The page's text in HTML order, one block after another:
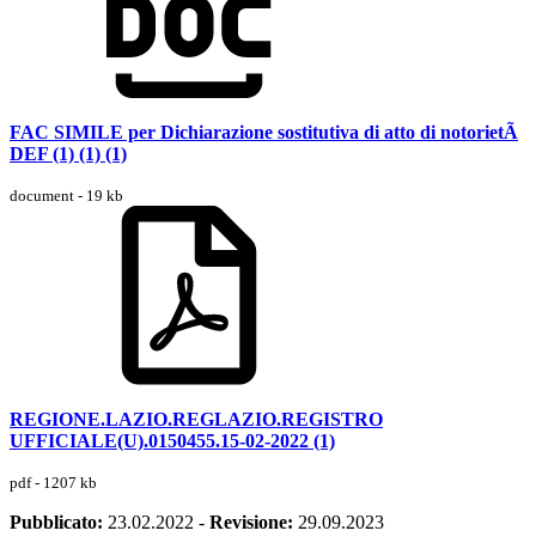
FAC SIMILE per Dichiarazione sostitutiva di atto di notorietÃ
DEF (1) (1) (1)
document - 19 kb
REGIONE.LAZIO.REGLAZIO.REGISTRO
UFFICIALE(U).0150455.15-02-2022 (1)
pdf - 1207 kb
Pubblicato: 23.02.2022 - Revisione: 29.09.2023